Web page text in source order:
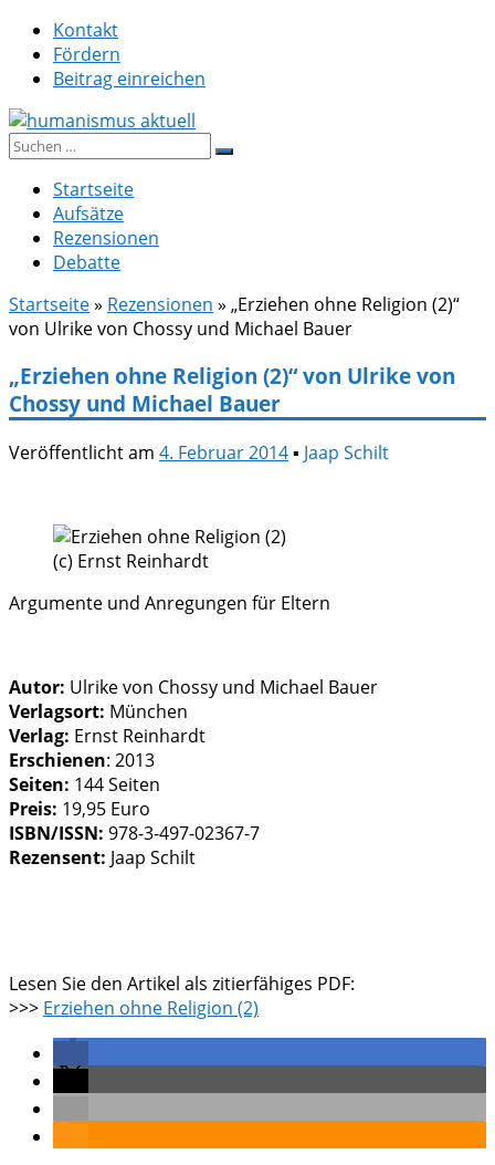
Zum
Inhalt
springen
Kontakt
Fördern
Beitrag einreichen
humanismus aktuell
Suche
Startseite
Aufsätze
Rezensionen
Debatte
Startseite» Rezensionen » „Erziehen ohne Religion (2)“
von Ulrike von Chossy und Michael Bauer
„Erziehen ohne Religion (2)“ von Ulrike von
Chossy und Michael Bauer
Veröffentlicht am 4. Februar 2014▪ Jaap Schilt
(c) Ernst Reinhardt
Argumente und Anregungen für Eltern
Autor: Ulrike von Chossy und Michael Bauer
Verlagsort: München
Verlag: Ernst Reinhardt
Erschienen: 2013
Seiten: 144 Seiten
Preis: 19,95 Euro
ISBN/ISSN: 978-3-497-02367-7
Rezensent: Jaap Schilt
Lesen Sie den Artikel als zitierfähiges PDF:
>>> Erziehen ohne Religion (2)